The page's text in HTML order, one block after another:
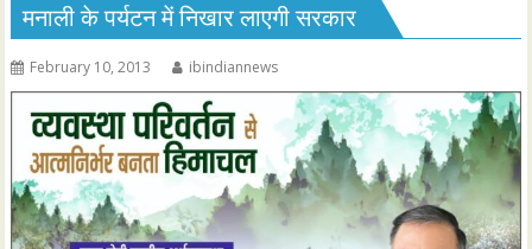
मनाली के पर्यटन में निखार लाएगी सरकार
February 10, 2013 ibindiannews